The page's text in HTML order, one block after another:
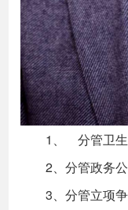
1、 分管卫生
2、分管政务
3、分管立项